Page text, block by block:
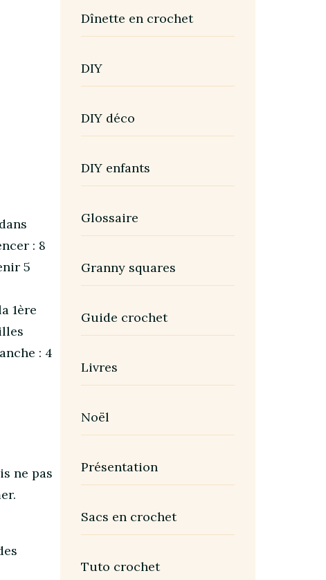
: 8
5
1ère
: 4
ne pas
Dînette en crochet
DIY
DIY déco
DIY enfants
Glossaire
Granny squares
Guide crochet
Livres
Noël
Présentation
Sacs en crochet
Tuto crochet